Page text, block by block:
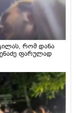
რომ დანა
ფარულად